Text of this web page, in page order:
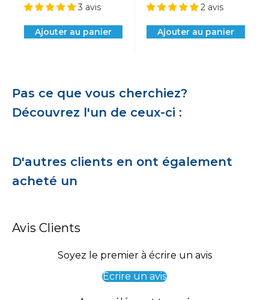
3 avis
Ajouter au panier
2 avis
Ajouter au panier
Pas ce que vous cherchiez?
Découvrez l'un de ceux-ci :
D'autres clients en ont également
acheté un
Avis Clients
Soyez le premier à écrire un avis
Écrire un avis